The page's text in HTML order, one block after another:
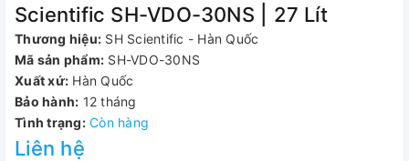
Scientific SH-VDO-30NS | 27 Lít
Thương hiệu: SH Scientific - Hàn Quốc
Mã sản phẩm: SH-VDO-30NS
Xuất xứ: Hàn Quốc
Bảo hành: 12 tháng
Tình trạng: Còn hàng
Liên hệ